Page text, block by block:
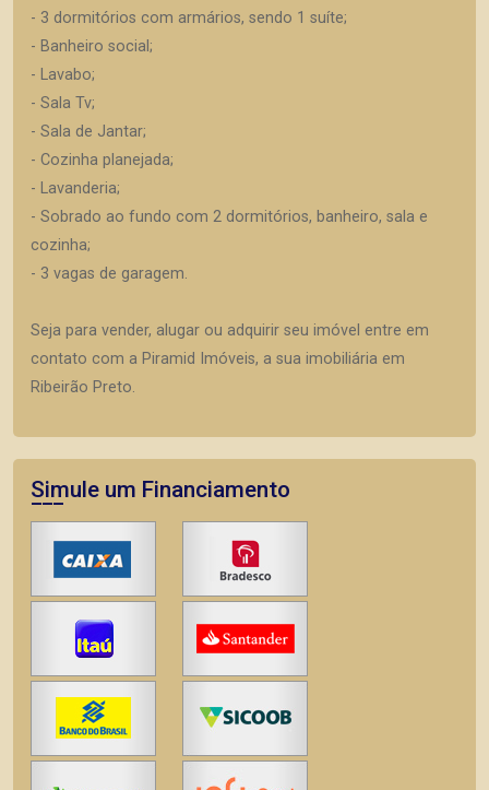
- 3 dormitórios com armários, sendo 1 suíte;
- Banheiro social;
- Lavabo;
- Sala Tv;
- Sala de Jantar;
- Cozinha planejada;
- Lavanderia;
- Sobrado ao fundo com 2 dormitórios, banheiro, sala e
cozinha;
- 3 vagas de garagem.
Seja para vender, alugar ou adquirir seu imóvel entre em
contato com a Piramid Imóveis, a sua imobiliária em
Ribeirão Preto.
Simule um Financiamento